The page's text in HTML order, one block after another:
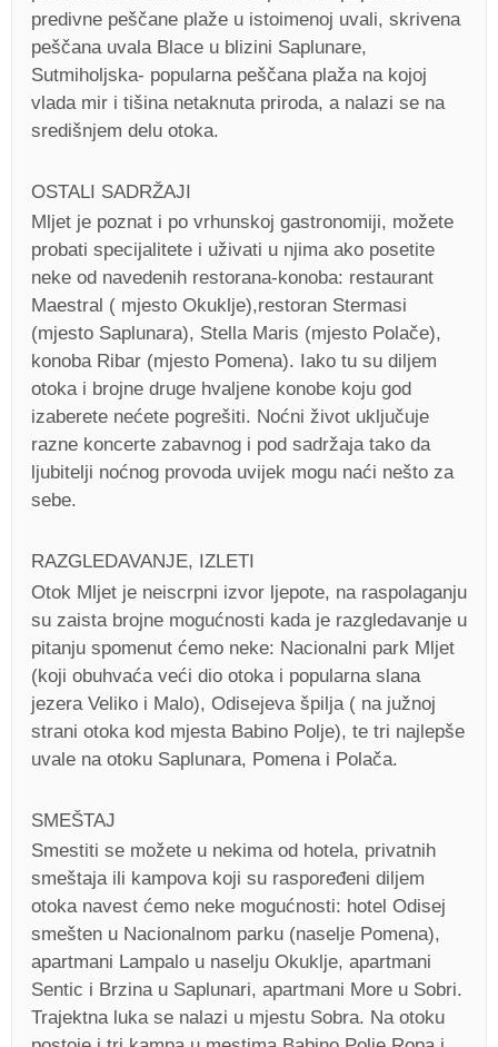
predivne peščane plaže u istoimenoj uvali, skrivena
peščana uvala Blace u blizini Saplunare,
Sutmiholjska- popularna peščana plaža na kojoj
vlada mir i tišina netaknuta priroda, a nalazi se na
središnjem delu otoka.
OSTALI SADRŽAJI
Mljet je poznat i po vrhunskoj gastronomiji, možete
probati specijalitete i uživati u njima ako posetite
neke od navedenih restorana-konoba: restaurant
Maestral ( mjesto Okuklje),restoran Stermasi
(mjesto Saplunara), Stella Maris (mjesto Polače),
konoba Ribar (mjesto Pomena). Iako tu su diljem
otoka i brojne druge hvaljene konobe koju god
izaberete nećete pogrešiti. Noćni život uključuje
razne koncerte zabavnog i pod sadržaja tako da
ljubitelji noćnog provoda uvijek mogu naći nešto za
sebe.
RAZGLEDAVANJE, IZLETI
Otok Mljet je neiscrpni izvor ljepote, na raspolaganju
su zaista brojne mogućnosti kada je razgledavanje u
pitanju spomenut ćemo neke: Nacionalni park Mljet
(koji obuhvaća veći dio otoka i popularna slana
jezera Veliko i Malo), Odisejeva špilja ( na južnoj
strani otoka kod mjesta Babino Polje), te tri najlepše
uvale na otoku Saplunara, Pomena i Polača.
SMEŠTAJ
Smestiti se možete u nekima od hotela, privatnih
smeštaja ili kampova koji su raspoređeni diljem
otoka navest ćemo neke mogućnosti: hotel Odisej
smešten u Nacionalnom parku (naselje Pomena),
apartmani Lampalo u naselju Okuklje, apartmani
Sentic i Brzina u Saplunari, apartmani More u Sobri.
Trajektna luka se nalazi u mjestu Sobra. Na otoku